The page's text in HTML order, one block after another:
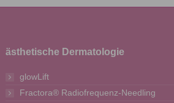
ästhetische Dermatologie
glowLift
Fractora® Radiofrequenz-Needling